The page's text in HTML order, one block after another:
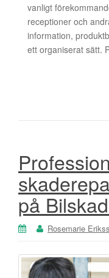
vanligt
receptioner och
information,
ett organiserat sätt.
på
Rosemarie